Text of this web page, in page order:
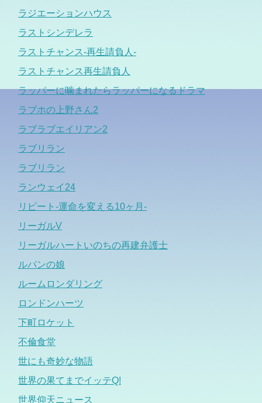
ラジエーションハウス
ラストシンデレラ
ラストチャンス-再生請負人-
ラストチャンス再生請負人
ラッパーに噛まれたらラッパーになるドラマ
ラブホの上野さん2
ラブラブエイリアン2
ラブリラン
ラブリラン
ランウェイ24
リピート-運命を変える10ヶ月-
リーガルV
リーガルハートいのちの再建弁護士
ルパンの娘
ルームロンダリング
ロンドンハーツ
下町ロケット
不倫食堂
世にも奇妙な物語
世界の果てまでイッテQ!
世界仰天ニュース